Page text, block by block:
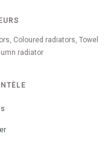
Coloured radiators, Towel
radiator